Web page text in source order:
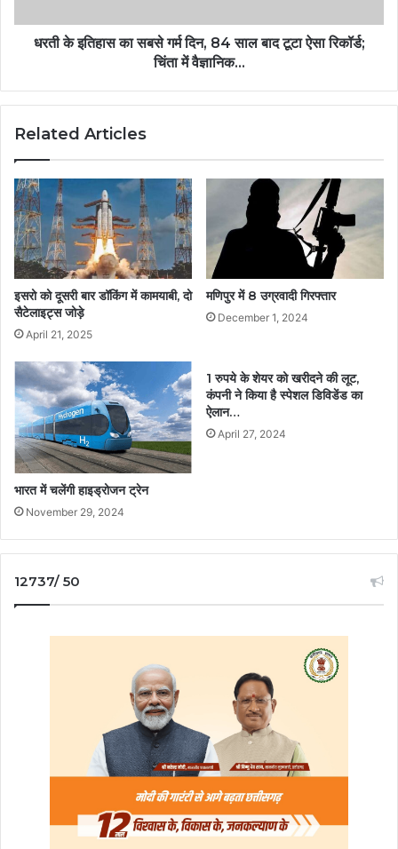
धरती के इतिहास का सबसे गर्म दिन, 84 साल बाद टूटा ऐसा रिकॉर्ड;
चिंता में वैज्ञानिक…
Related Articles
इसरो को दूसरी बार डॉकिंग में कामयाबी, दो
सैटेलाइट्स जोड़े
April 21, 2025
मणिपुर में 8 उग्रवादी गिरफ्तार
December 1, 2024
भारत में चलेंगी हाइड्रोजन ट्रेन
November 29, 2024
1 रुपये के शेयर को खरीदने की लूट,
कंपनी ने किया है स्पेशल डिविडेंड का
ऐलान…
April 27, 2024
12737/ 50